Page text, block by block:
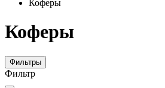
Коферы
Коферы
Фильтры
Фильтр